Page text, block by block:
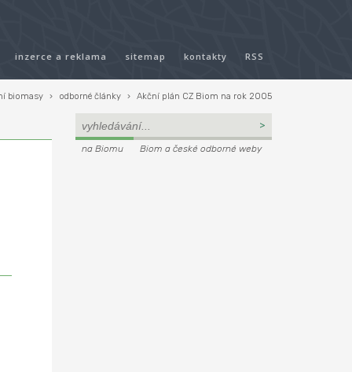
inzerce a reklama sitemap kontakty RSS
biomasy › odborné články › Akční plán CZ Biom na rok 2005
na Biomu Biom a české odborné weby